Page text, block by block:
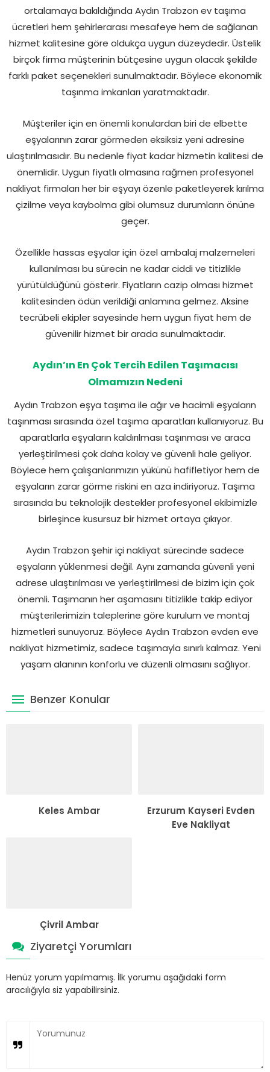
ortalamaya bakıldığında Aydın Trabzon ev taşıma
ücretleri hem şehirlerarası mesafeye hem de sağlanan
hizmet kalitesine göre oldukça uygun düzeydedir. Üstelik
birçok firma müşterinin bütçesine uygun olacak şekilde
farklı paket seçenekleri sunulmaktadır. Böylece ekonomik
taşınma imkanları yaratmaktadır.
Müşteriler için en önemli konulardan biri de elbette
eşyalarının zarar görmeden eksiksiz yeni adresine
ulaştırılmasıdır. Bu nedenle fiyat kadar hizmetin kalitesi de
önemlidir. Uygun fiyatlı olmasına rağmen profesyonel
nakliyat firmaları her bir eşyayı özenle paketleyerek kırılma
çizilme veya kaybolma gibi olumsuz durumların önüne
geçer.
Özellikle hassas eşyalar için özel ambalaj malzemeleri
kullanılması bu sürecin ne kadar ciddi ve titizlikle
yürütüldüğünü gösterir. Fiyatların cazip olması hizmet
kalitesinden ödün verildiği anlamına gelmez. Aksine
tecrübeli ekipler sayesinde hem uygun fiyat hem de
güvenilir hizmet bir arada sunulmaktadır.
Aydın’ın En Çok Tercih Edilen Taşımacısı
Olmamızın Nedeni
Aydın Trabzon eşya taşıma ile ağır ve hacimli eşyaların
taşınması sırasında özel taşıma aparatları kullanıyoruz. Bu
aparatlarla eşyaların kaldırılması taşınması ve araca
yerleştirilmesi çok daha kolay ve güvenli hale geliyor.
Böylece hem çalışanlarımızın yükünü hafifletiyor hem de
eşyaların zarar görme riskini en aza indiriyoruz. Taşıma
sırasında bu teknolojik destekler profesyonel ekibimizle
birleşince kusursuz bir hizmet ortaya çıkıyor.
Aydın Trabzon şehir içi nakliyat sürecinde sadece
eşyaların yüklenmesi değil. Aynı zamanda güvenli yeni
adrese ulaştırılması ve yerleştirilmesi de bizim için çok
önemli. Taşımanın her aşamasını titizlikle takip ediyor
müşterilerimizin taleplerine göre kurulum ve montaj
hizmetleri sunuyoruz. Böylece Aydın Trabzon evden eve
nakliyat hizmetimiz, sadece taşımayla sınırlı kalmaz. Yeni
yaşam alanının konforlu ve düzenli olmasını sağlıyor.
Benzer Konular
Keles Ambar
Erzurum Kayseri Evden
Eve Nakliyat
Çivril Ambar
Ziyaretçi Yorumları
Henüz yorum yapılmamış. İlk yorumu aşağıdaki form
aracılığıyla siz yapabilirsiniz.